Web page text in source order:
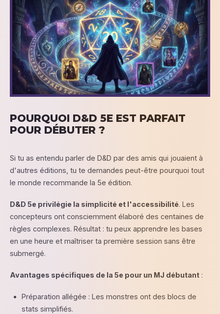
POURQUOI D&D 5E EST PARFAIT
POUR DÉBUTER ?
Si tu as entendu parler de D&D par des amis qui jouaient à
d'autres éditions, tu te demandes peut-être pourquoi tout
le monde recommande la 5e édition.
D&D 5e privilégie la simplicité et l'accessibilité. Les
concepteurs ont consciemment élaboré des centaines de
règles complexes. Résultat : tu peux apprendre les bases
en une heure et maîtriser ta première session sans être
submergé.
Avantages spécifiques de la 5e pour un MJ débutant :
Préparation allégée : Les monstres ont des blocs de
stats simplifiés.